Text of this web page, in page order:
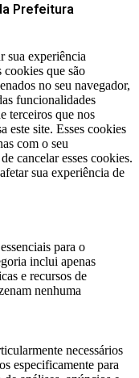
Prefeitura
sua experiência
cookies que são
no seu navegador,
funcionalidades
terceiros que nos
este site. Esses cookies
com o seu
cancelar esses cookies.
sua experiência de
para o
inclui apenas
e recursos de
nenhuma
necessários
​​especificamente para